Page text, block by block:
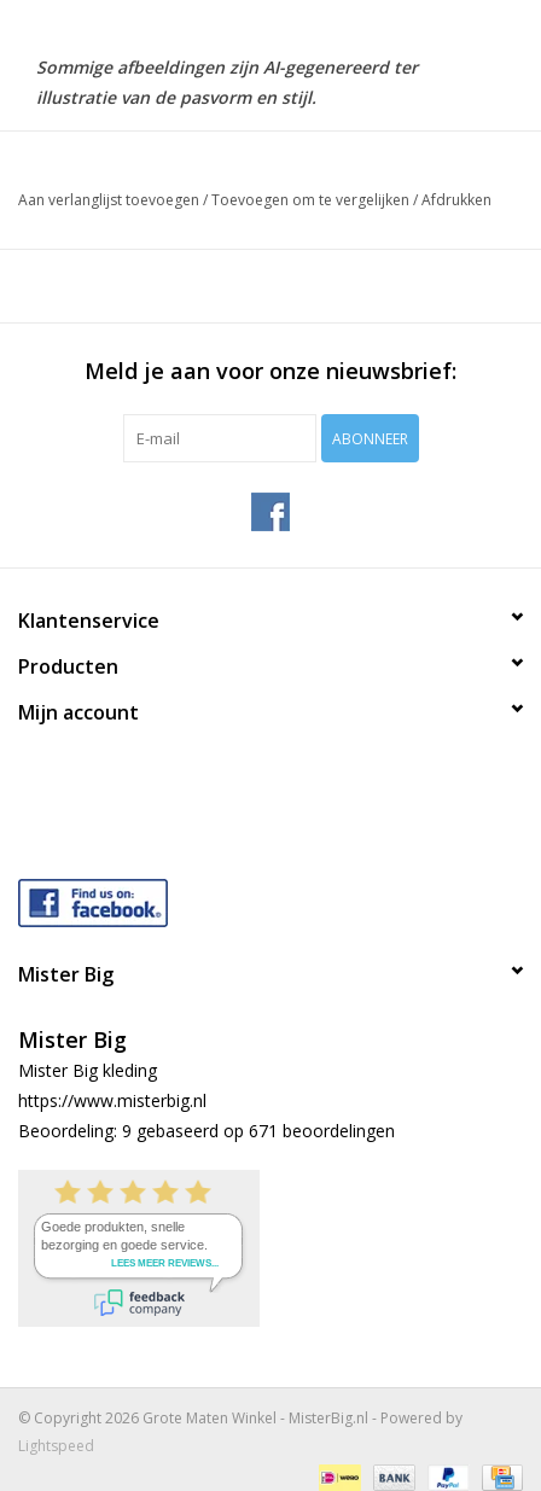
Sommige afbeeldingen zijn AI-gegenereerd ter
illustratie van de pasvorm en stijl.
Aan verlanglijst toevoegen /Toevoegen om te vergelijken /Afdrukken
Meld je aan voor onze nieuwsbrief:
ABONNEER
Klantenservice
Producten
Mijn account
Mister Big
Mister Big
Mister Big kleding
https://www.misterbig.nl
Beoordeling: 9 gebaseerd op 671 beoordelingen
© Copyright 2026 Grote Maten Winkel - MisterBig.nl - Powered by
Lightspeed